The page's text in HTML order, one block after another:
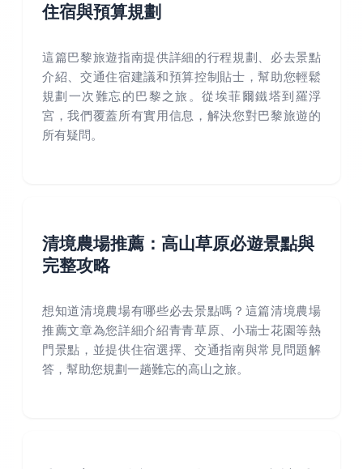
住宿與預算規劃
這篇巴黎旅遊指南提供詳細的行程規劃、必去景點
介紹、交通住宿建議和預算控制貼士，幫助您輕鬆
規劃一次難忘的巴黎之旅。從埃菲爾鐵塔到羅浮
宮，我們覆蓋所有實用信息，解決您對巴黎旅遊的
所有疑問。
清境農場推薦：高山草原必遊景點與
完整攻略
想知道清境農場有哪些必去景點嗎？這篇清境農場
推薦文章為您詳細介紹青青草原、小瑞士花園等熱
門景點，並提供住宿選擇、交通指南與常見問題解
答，幫助您規劃一趟難忘的高山之旅。